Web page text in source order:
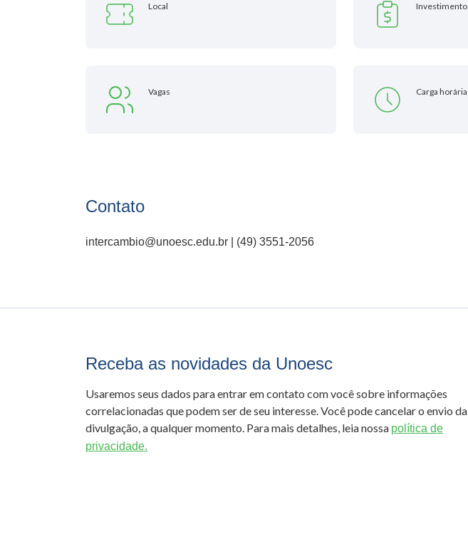
Local Investimento
Vagas Carga horária
Contato
intercambio@unoesc.edu.br | (49) 3551-2056
Receba as novidades da Unoesc
Usaremos seus dados para entrar em contato com você sobre informações
correlacionadas que podem ser de seu interesse. Você pode cancelar o envio da
divulgação, a qualquer momento. Para mais detalhes, leia nossa política de
privacidade.